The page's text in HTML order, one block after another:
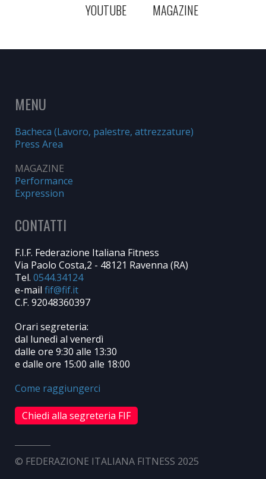
YOUTUBE
MAGAZINE
MENU
Bacheca (Lavoro, palestre, attrezzature)
Press Area
MAGAZINE
Performance
Expression
CONTATTI
F.I.F. Federazione Italiana Fitness
Via Paolo Costa,2 - 48121 Ravenna (RA)
Tel. 0544.34124
e-mail
C.F. 92048360397
Orari segreteria:
dal lunedì al venerdì
dalle ore 9:30 alle 13:30
e dalle ore 15:00 alle 18:00
Come raggiungerci
Chiedi alla segreteria FIF
© FEDERAZIONE ITALIANA FITNESS 2025